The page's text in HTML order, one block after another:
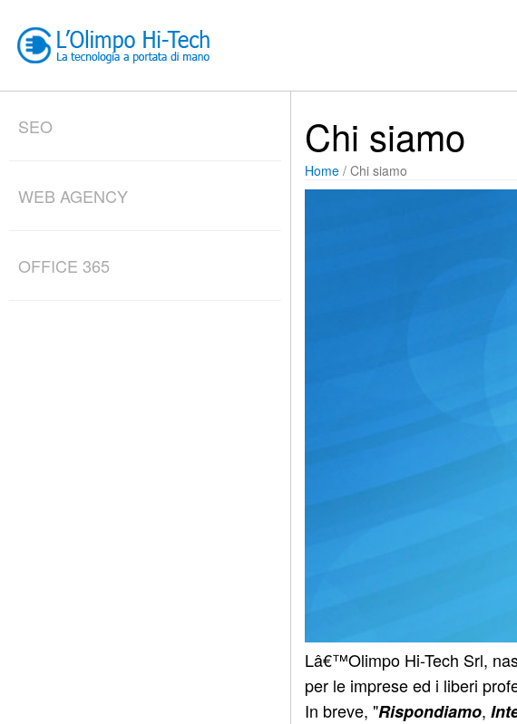
SEO
WEB AGENCY
OFFICE 365
Chi siamo
Home / Chi siamo
Lâ€™Olimpo Hi-Tech Srl,
per le imprese ed i liberi
In breve, "Rispondiamo,